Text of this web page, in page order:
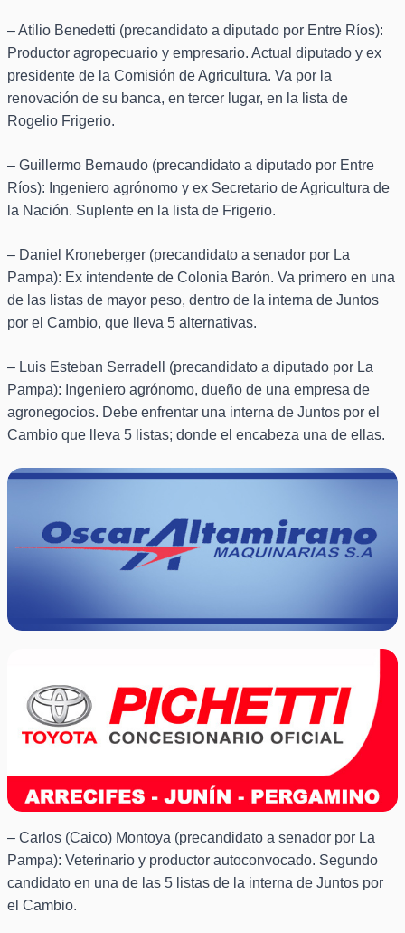
– Atilio Benedetti (precandidato a diputado por Entre Ríos):
Productor agropecuario y empresario. Actual diputado y ex
presidente de la Comisión de Agricultura. Va por la
renovación de su banca, en tercer lugar, en la lista de
Rogelio Frigerio.
– Guillermo Bernaudo (precandidato a diputado por Entre
Ríos): Ingeniero agrónomo y ex Secretario de Agricultura de
la Nación. Suplente en la lista de Frigerio.
– Daniel Kroneberger (precandidato a senador por La
Pampa): Ex intendente de Colonia Barón. Va primero en una
de las listas de mayor peso, dentro de la interna de Juntos
por el Cambio, que lleva 5 alternativas.
– Luis Esteban Serradell (precandidato a diputado por La
Pampa): Ingeniero agrónomo, dueño de una empresa de
agronegocios. Debe enfrentar una interna de Juntos por el
Cambio que lleva 5 listas; donde el encabeza una de ellas.
– Carlos (Caico) Montoya (precandidato a senador por La
Pampa): Veterinario y productor autoconvocado. Segundo
candidato en una de las 5 listas de la interna de Juntos por
el Cambio.